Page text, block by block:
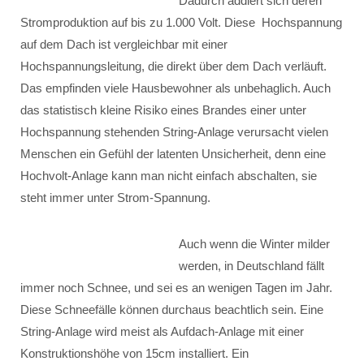
Stromproduktion auf bis zu 1.000 Volt. Diese Hochspannung
auf dem Dach ist vergleichbar mit einer
Hochspannungsleitung, die direkt über dem Dach verläuft.
Das empfinden viele Hausbewohner als unbehaglich. Auch
das statistisch kleine Risiko eines Brandes einer unter
Hochspannung stehenden String-Anlage verursacht vielen
Menschen ein Gefühl der latenten Unsicherheit, denn eine
Hochvolt-Anlage kann man nicht einfach abschalten, sie
steht immer unter Strom-Spannung.
Auch wenn die Winter milder
werden, in Deutschland fällt
immer noch Schnee, und sei es an wenigen Tagen im Jahr.
Diese Schneefälle können durchaus beachtlich sein. Eine
String-Anlage wird meist als Aufdach-Anlage mit einer
Konstruktionshöhe von 15cm installiert. Ein